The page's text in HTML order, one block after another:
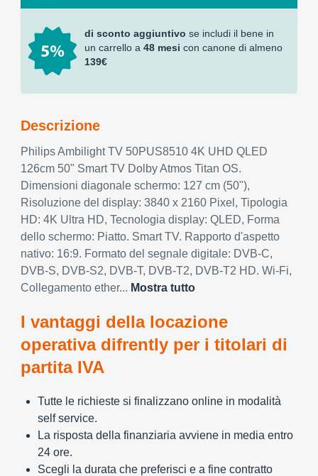
di sconto aggiuntivo se includi il bene in
un carrello a 48 mesi con canone di almeno
139€
Descrizione
Philips Ambilight TV 50PUS8510 4K UHD QLED
126cm 50" Smart TV Dolby Atmos Titan OS.
Dimensioni diagonale schermo: 127 cm (50"),
Risoluzione del display: 3840 x 2160 Pixel, Tipologia
HD: 4K Ultra HD, Tecnologia display: QLED, Forma
dello schermo: Piatto. Smart TV. Rapporto d'aspetto
nativo: 16:9. Formato del segnale digitale: DVB-C,
DVB-S, DVB-S2, DVB-T, DVB-T2, DVB-T2 HD. Wi-Fi,
Collegamento ether... Mostra tutto
I vantaggi della locazione
operativa difrently per i titolari di
partita IVA
Tutte le richieste si finalizzano online in modalità
self service.
La risposta della finanziaria avviene in media entro
24 ore.
Scegli la durata che preferisci e a fine contratto